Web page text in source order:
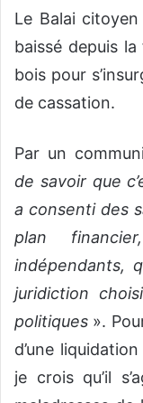
Le Balai
baissé depuis
bois pour
de cassation.
Par un
de savoir que
a consenti des
plan
indépendants,
juridiction
politiques ».
d’une
je crois qu’il